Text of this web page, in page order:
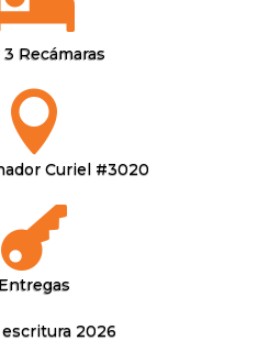
3 Recámaras

Curiel #3020

escritura 2026